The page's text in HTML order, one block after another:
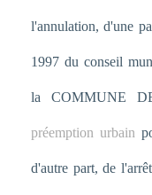
l'annulation, d'une
1997 du conseil
la COMMUNE
préemption urbain
d'autre part, de